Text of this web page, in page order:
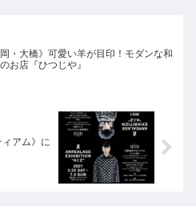
岡・大橋》可愛い羊が目印！モダンな和
お店『ひつじや』
アム》に